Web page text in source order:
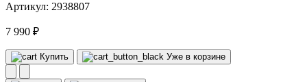
Артикул: 2938807
7 990 ₽
Купить Уже в корзине